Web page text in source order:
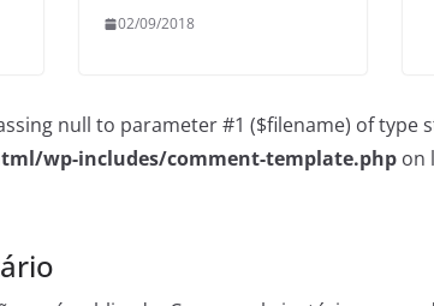
02/09/2018
null to parameter #1 ($filename) of type
wp-includes/comment-template.php on